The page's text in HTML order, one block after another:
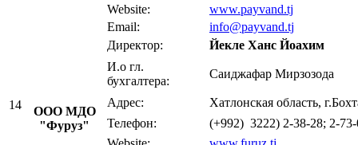
Website:
www.payvand.tj
Email:
info@payvand.tj
14
ООО МДО
"Фуруз"
Директор:
Йекле Ханс Йоахим
И.о гл.
бухгалтера:
Саиджафар Мирзозода
Адрес:
Хатлонская область,
Телефон:
(+992) 3222) 2-38-28; 2-